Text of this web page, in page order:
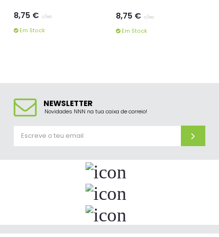
8,75 € c/iva
Em Stock
8,75 € c/iva
Em Stock
NEWSLETTER
Novidades NNN na tua caixa de correio!